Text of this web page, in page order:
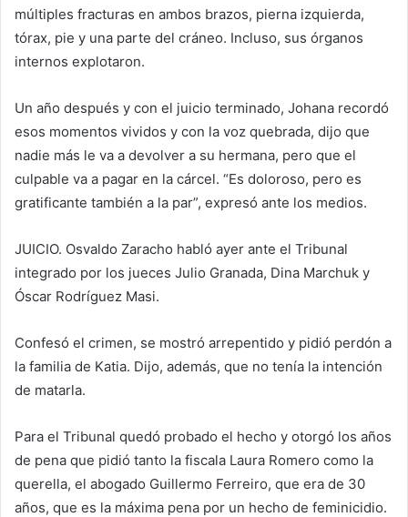
múltiples fracturas en ambos brazos, pierna izquierda,
tórax, pie y una parte del cráneo. Incluso, sus órganos
internos explotaron.
Un año después y con el juicio terminado, Johana recordó
esos momentos vividos y con la voz quebrada, dijo que
nadie más le va a devolver a su hermana, pero que el
culpable va a pagar en la cárcel. “Es doloroso, pero es
gratificante también a la par”, expresó ante los medios.
JUICIO. Osvaldo Zaracho habló ayer ante el Tribunal
integrado por los jueces Julio Granada, Dina Marchuk y
Óscar Rodríguez Masi.
Confesó el crimen, se mostró arrepentido y pidió perdón a
la familia de Katia. Dijo, además, que no tenía la intención
de matarla.
Para el Tribunal quedó probado el hecho y otorgó los años
de pena que pidió tanto la fiscala Laura Romero como la
querella, el abogado Guillermo Ferreiro, que era de 30
años, que es la máxima pena por un hecho de feminicidio.